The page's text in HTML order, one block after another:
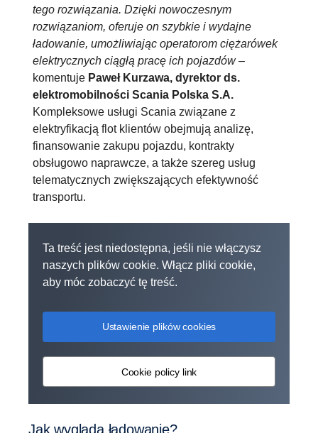
tego rozwiązania. Dzięki nowoczesnym
rozwiązaniom, oferuje on szybkie i wydajne
ładowanie, umożliwiając operatorom ciężarówek
elektrycznych ciągłą pracę ich pojazdów–
komentuje Paweł Kurzawa, dyrektor ds.
elektromobilności Scania Polska S.A.
Kompleksowe usługi Scania związane z
elektryfikacją flot klientów obejmują analizę,
finansowanie zakupu pojazdu, kontrakty
obsługowo naprawcze, a także szereg usług
telematycznych zwiększających efektywność
transportu.
Ta treść jest niedostępna, jeśli nie włączysz
naszych plików cookie. Włącz pliki cookie,
aby móc zobaczyć tę treść.
Ustawienie plików cookies
Cookie policy link
Jak wygląda ładowanie?